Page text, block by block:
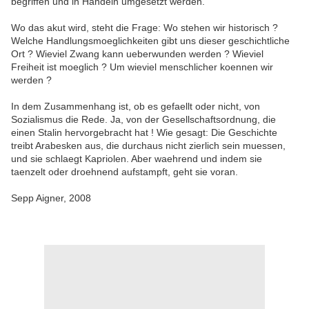
Wo das akut wird, steht die Frage: Wo stehen wir historisch ?
Welche Handlungsmoeglichkeiten gibt uns dieser geschichtliche
Ort ? Wieviel Zwang kann ueberwunden werden ? Wieviel
Freiheit ist moeglich ? Um wieviel menschlicher koennen wir
werden ?
In dem Zusammenhang ist, ob es gefaellt oder nicht, von
Sozialismus die Rede. Ja, von der Gesellschaftsordnung, die
einen Stalin hervorgebracht hat ! Wie gesagt: Die Geschichte
treibt Arabesken aus, die durchaus nicht zierlich sein muessen,
und sie schlaegt Kapriolen. Aber waehrend und indem sie
taenzelt oder droehnend aufstampft, geht sie voran.
Sepp Aigner, 2008